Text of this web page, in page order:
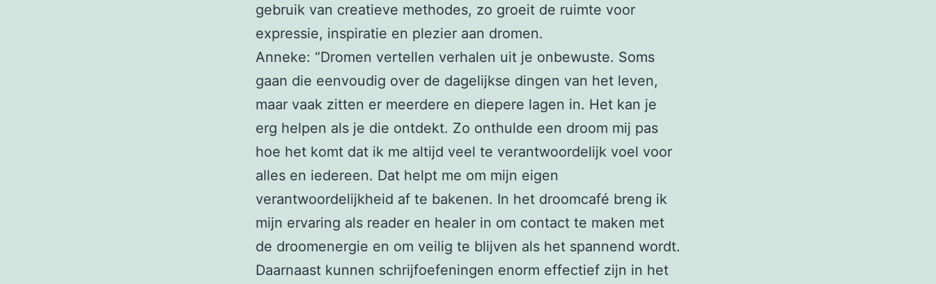
gebruik van creatieve methodes, zo groeit de ruimte voor
expressie, inspiratie en plezier aan dromen.
Anneke: “Dromen vertellen verhalen uit je onbewuste. Soms
gaan die eenvoudig over de dagelijkse dingen van het leven,
maar vaak zitten er meerdere en diepere lagen in. Het kan je
erg helpen als je die ontdekt. Zo onthulde een droom mij pas
hoe het komt dat ik me altijd veel te verantwoordelijk voel voor
alles en iedereen. Dat helpt me om mijn eigen
verantwoordelijkheid af te bakenen. In het droomcafé breng ik
mijn ervaring als reader en healer in om contact te maken met
de droomenergie en om veilig te blijven als het spannend wordt.
Daarnaast kunnen schrijfoefeningen enorm effectief zijn in het